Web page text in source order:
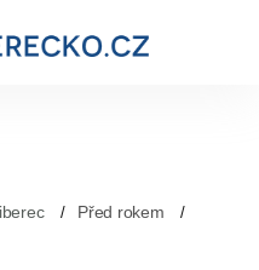
Před rokem